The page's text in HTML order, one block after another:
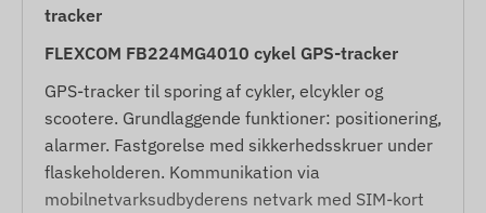
tracker
FLEXCOM FB224MG4010 cykel GPS-tracker
GPS-tracker til sporing af cykler, elcykler og
scootere. Grundlaggende funktioner: positionering,
alarmer. Fastgorelse med sikkerhedsskruer under
flaskeholderen. Kommunikation via
mobilnetvarksudbyderens netvark med SIM-kort